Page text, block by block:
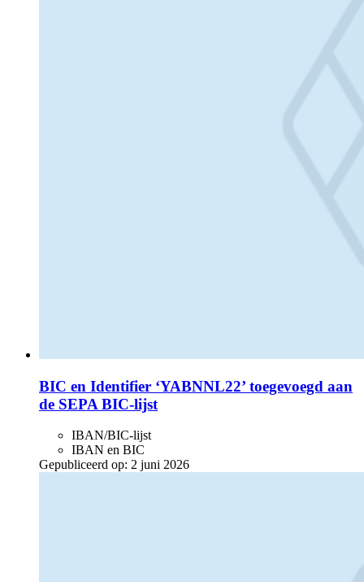
BIC en Identifier ‘YABNNL22’ toegevoegd aan
de SEPA BIC-lijst
IBAN/BIC-lijst
IBAN en BIC
Gepubliceerd op: 2 juni 2026